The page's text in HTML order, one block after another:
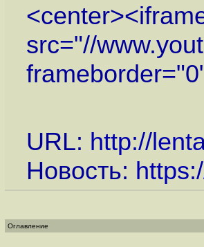
src="//
URL: http://
Новость:
Оглавление